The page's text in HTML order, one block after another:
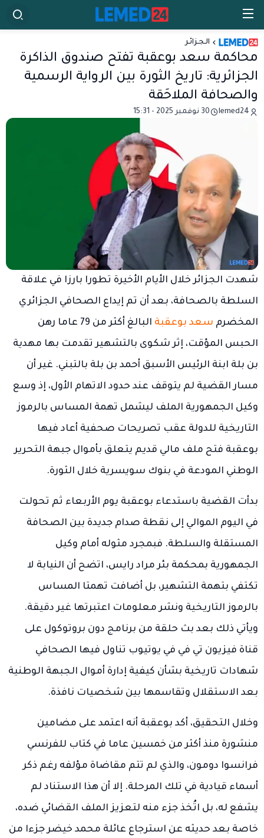
الـجـزائـر
محاكمة سعد بوعقبة تفتح صندوق الذاكرة
الجزائرية: تاريخ الثورة بين الرواية الرسمية
والصحافة الملاحَقة
lemed24 30 نوفمبر 2025 - 15:31
شهدت الجزائر خلال الأيام الأخيرة تطورا بارزا في علاقة
السلطة بالصحافة، بعد أن تم إيداع الصحافي الجزائري
المخضرم سعد بوعقبة
البالغ أكثر من 79 عاما رهن
الحبس المؤقت، إثر شكوى بالتشهير تقدمت بها مهدية
بن بلة ابنة الرئيس الأسبق أحمد بن بلة بالتبني. غير أن
مسار القضية لم يتوقف عند حدود الاتهام الأول، إذ وسع
وكيل الجمهورية الملف ليشمل تهمة المساس بالرموز
التاريخية للدولة عقب تصريحات صحفية أعاد فيها
بوعقبة فتح ملف مالي قديم يتعلق بأموال جبهة التحرير
الوطني المودعة في بنوك سويسرية خلال الثورة.
بدأت القضية باستدعاء بوعقبة يوم الأربعاء ثم تحولت
في اليوم الموالي إلى نقطة صدام جديدة بين الصحافة
المستقلة والسلطة. فبمجرد مثوله أمام وكيل
الجمهورية بمحكمة بئر مراد رايس، اتضح أن النيابة لا
تكتفي بتهمة التشهير، بل أضافت تهمتا المساس
بالرموز التاريخية ونشر معلومات اعتبرتها غير دقيقة.
ويأتي ذلك بعد بث حلقة من برنامج دون بروتوكول على
قناة فيزيون تي في في يوتيوب تناول فيها الصحافي
شهادات تاريخية بشأن كيفية إدارة أموال الجبهة الوطنية
بعد الاستقلال وتقاسمها بين شخصيات نافذة.
وخلال التحقيق، أكد بوعقبة أنه اعتمد على مضامين
منشورة منذ أكثر من خمسين عاما في كتاب للفرنسي
فرانسوا دومون، والذي لم تتم مقاضاة مؤلفه رغم ذكر
أسماء قيادية في تلك المرحلة. إلا أن هذا الاستناد لم
يشفع له، بل اتُخذ جزء منه لتعزيز الملف القضائي ضده،
خاصة بعد حديثه عن استرجاع عائلة محمد خيضر جزءا من